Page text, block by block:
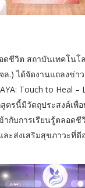
ดชีวิต สถาบันเทคโนโ
ล.) ได้จัดงานแถลงข่า
Touch to Heal –
ตรนี้มีวัตถุประสงค์เพื่
กับการเรียนรู้ตลอดชี
ละส่งเสริมสุขภาวะที่ดี